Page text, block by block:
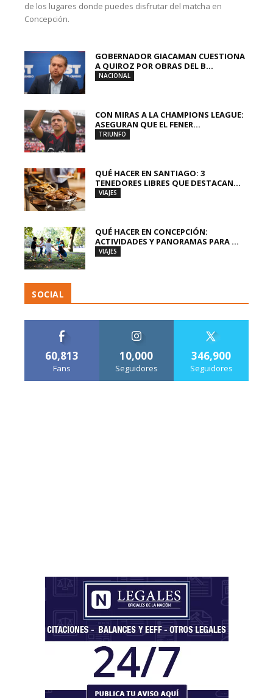
de los lugares donde puedes disfrutar del matcha en
Concepción.
GOBERNADOR GIACAMAN CUESTIONA
A QUIROZ POR OBRAS DEL B...
NACIONAL
CON MIRAS A LA CHAMPIONS LEAGUE:
ASEGURAN QUE EL FENER...
TRIUNFO
QUÉ HACER EN SANTIAGO: 3
TENEDORES LIBRES QUE DESTACAN...
VIAJES
QUÉ HACER EN CONCEPCIÓN:
ACTIVIDADES Y PANORAMAS PARA ...
VIAJES
SOCIAL
60,813
Fans
10,000
Seguidores
346,900
Seguidores